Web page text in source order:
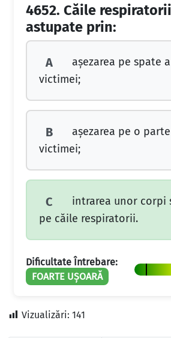
4652. Căile
astupate prin:
A
așezarea pe spate a
victimei;
B
așezarea pe o
victimei;
C
intrarea unor corpi
pe căile respiratorii.
Dificultate Întrebare:
FOARTE UȘOARĂ
Vizualizări: 141